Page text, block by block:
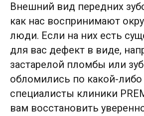
Внешний вид передних
как нас воспринимают
люди. Если на них есть
для вас дефект в виде,
застарелой пломбы или
обломились по какой-либо
специалисты клиники
вам восстановить